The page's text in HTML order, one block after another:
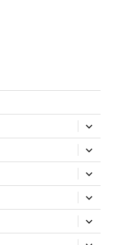
展
开
子
菜
单
展
开
子
菜
单
展
开
子
菜
单
展
开
子
菜
单
展
开
子
菜展